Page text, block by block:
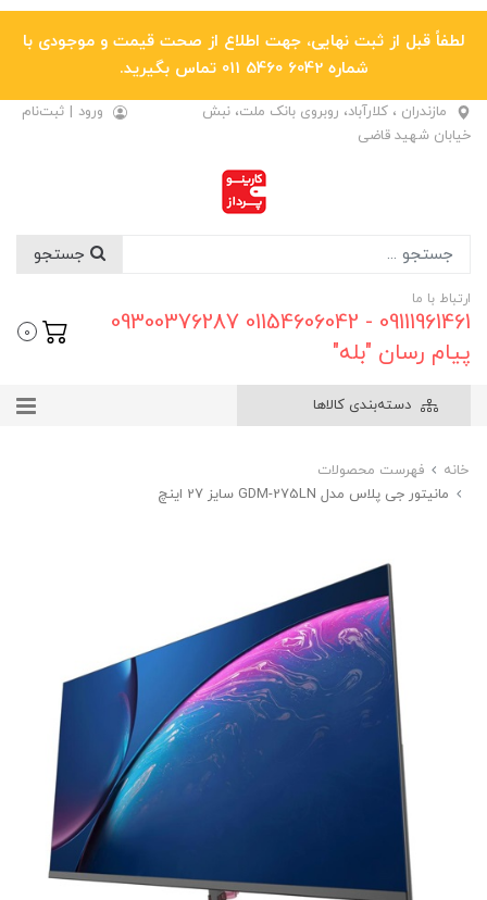
لطفاً قبل از ثبت نهایی، جهت اطلاع از صحت قیمت و موجودی با
شماره 6042 5460 011 تماس بگیرید.
مازندران ، کلارآباد، روبروی بانک ملت، نبش
خیابان شهید قاضی
ورود | ثبت‌نام
ارتباط با ما
09111961461 - 01154606042 09300376287
پیام رسان "بله"
0
دسته‌بندی کالاها
خانه
فهرست محصولات
مانیتور جی پلاس مدل GDM-275LN سایز 27 اینچ